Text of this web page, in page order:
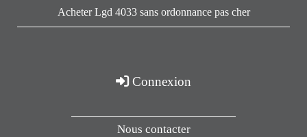
Acheter Lgd 4033 sans ordonnance pas cher
Connexion
Nous contacter